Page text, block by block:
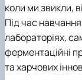
коли ми звикли,
Під час
лабораторіях,
ферментаційні
та харчових